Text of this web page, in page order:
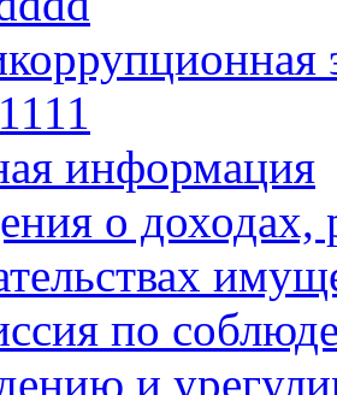
информация
о доходах,
по
и